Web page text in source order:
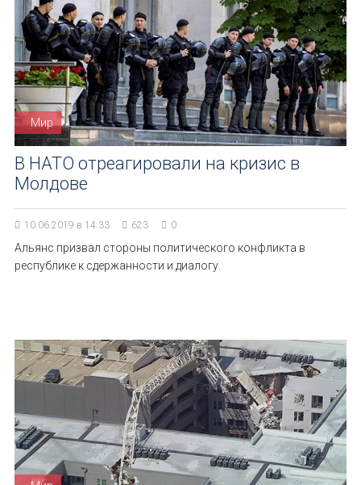
Мир
В НАТО отреагировали на кризис в
Молдове
10.06.2019 в 14:33 623 0
Альянс призвал стороны политического конфликта в
республике к сдержанности и диалогу.